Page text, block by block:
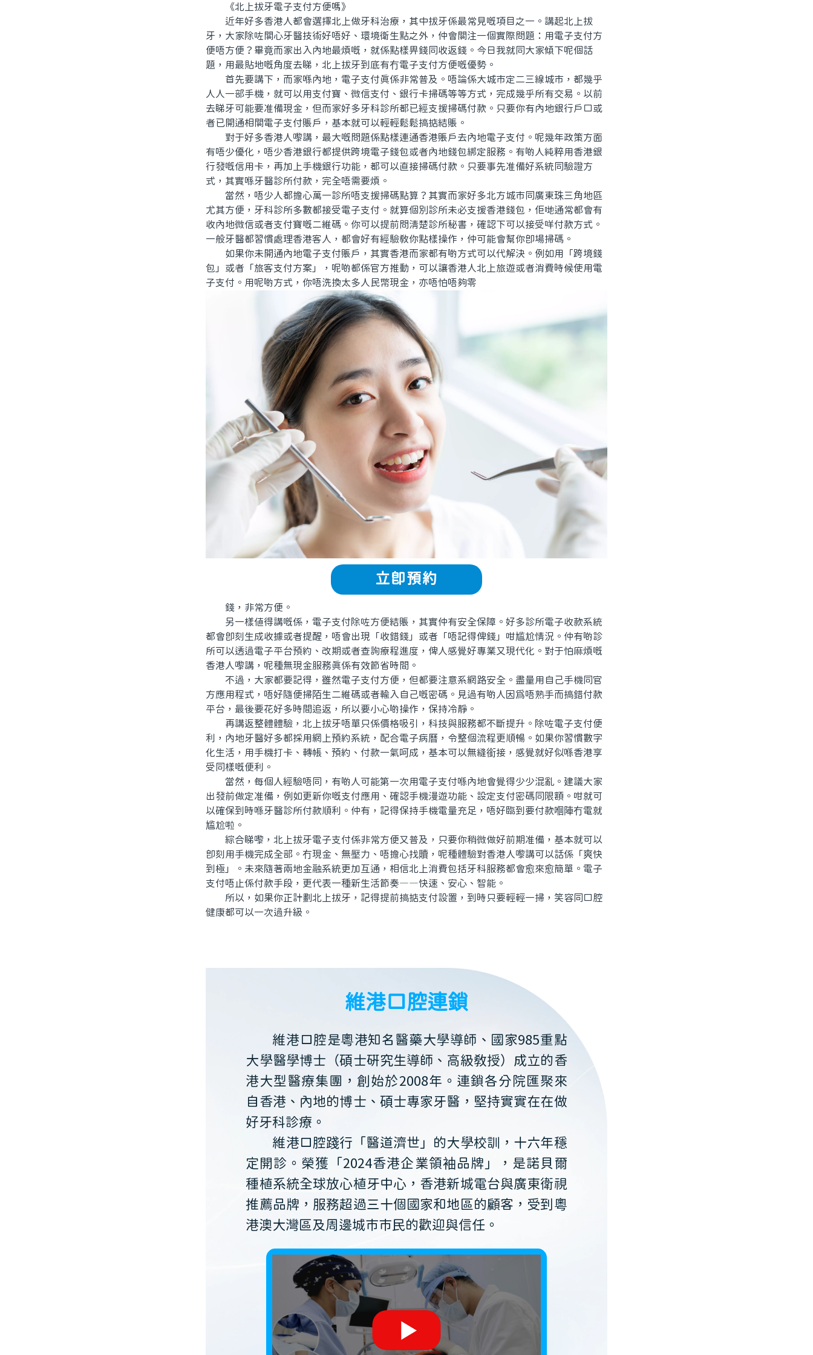
《北上拔牙電子支付方便嗎》
近年好多香港人都會選擇北上做牙科治療，其中拔牙係最常見嘅項目之一。講起北上拔
牙，大家除咗關心牙醫技術好唔好、環境衛生點之外，仲會關注一個實際問題：用電子支付方
便唔方便？畢竟而家出入內地最煩嘅，就係點樣畀錢同收返錢。今日我就同大家傾下呢個話
題，用最貼地嘅角度去睇，北上拔牙到底有冇電子支付方便嘅優勢。
首先要講下，而家喺內地，電子支付真係非常普及。唔論係大城市定二三線城市，都幾乎
人人一部手機，就可以用支付寶、微信支付、銀行卡掃碼等等方式，完成幾乎所有交易。以前
去睇牙可能要准備現金，但而家好多牙科診所都已經支援掃碼付款。只要你有內地銀行戶口或
者已開通相關電子支付賬戶，基本就可以輕輕鬆鬆搞掂結賬。
對于好多香港人嚟講，最大嘅問題係點樣連通香港賬戶去內地電子支付。呢幾年政策方面
有唔少優化，唔少香港銀行都提供跨境電子錢包或者內地錢包綁定服務。有啲人純粹用香港銀
行發嘅信用卡，再加上手機銀行功能，都可以直接掃碼付款。只要事先准備好系統同驗證方
式，其實喺牙醫診所付款，完全唔需要煩。
當然，唔少人都擔心萬一診所唔支援掃碼點算？其實而家好多北方城市同廣東珠三角地區
尤其方便，牙科診所多數都接受電子支付。就算個別診所未必支援香港錢包，佢哋通常都會有
收內地微信或者支付寶嘅二維碼。你可以提前問清楚診所秘書，確認下可以接受咩付款方式。
一般牙醫都習慣處理香港客人，都會好有經驗教你點樣操作，仲可能會幫你即場掃碼。
如果你未開通內地電子支付賬戶，其實香港而家都有啲方式可以代解決。例如用「跨境錢
包」或者「旅客支付方案」，呢啲都係官方推動，可以讓香港人北上旅遊或者消費時候使用電
子支付。用呢啲方式，你唔洗換太多人民幣現金，亦唔怕唔夠零
立即預約
錢，非常方便。
另一樣值得講嘅係，電子支付除咗方便結賬，其實仲有安全保障。好多診所電子收款系統
都會即刻生成收據或者提醒，唔會出現「收錯錢」或者「唔記得俾錢」咁尴尬情況。仲有啲診
所可以透過電子平台預約、改期或者查詢療程進度，俾人感覺好專業又現代化。對于怕麻煩嘅
香港人嚟講，呢種無現金服務真係有效節省時間。
不過，大家都要記得，雖然電子支付方便，但都要注意系網路安全。盡量用自己手機同官
方應用程式，唔好隨便掃陌生二維碼或者輸入自己嘅密碼。見過有啲人因爲唔熟手而搞錯付款
平台，最後要花好多時間追返，所以要小心啲操作，保持冷靜。
再講返整體體驗，北上拔牙唔單只係價格吸引，科技與服務都不斷提升。除咗電子支付便
利，內地牙醫好多都採用網上預約系統，配合電子病曆，令整個流程更順暢。如果你習慣數字
化生活，用手機打卡、轉帳、預約、付款一氣呵成，基本可以無縫銜接，感覺就好似喺香港享
受同樣嘅便利。
當然，每個人經驗唔同，有啲人可能第一次用電子支付喺內地會覺得少少混亂。建議大家
出發前做定准備，例如更新你嘅支付應用、確認手機漫遊功能、設定支付密碼同限額。咁就可
以確保到時喺牙醫診所付款順利。仲有，記得保持手機電量充足，唔好臨到要付款嗰陣冇電就
尴尬啦。
綜合睇嚟，北上拔牙電子支付係非常方便又普及，只要你稍微做好前期准備，基本就可以
即刻用手機完成全部。冇現金、無壓力、唔擔心找贖，呢種體驗對香港人嚟講可以話係「爽快
到極」。未來隨著兩地金融系統更加互通，相信北上消費包括牙科服務都會愈來愈簡單。電子
支付唔止係付款手段，更代表一種新生活節奏——快速、安心、智能。
所以，如果你正計劃北上拔牙，記得提前搞掂支付設置，到時只要輕輕一掃，笑容同口腔
健康都可以一次過升級。
維港口腔連鎖
維港口腔是粵港知名醫藥大學導師、國家985重點
大學醫學博士（碩士研究生導師、高級教授）成立的香
港大型醫療集團，創始於2008年。連鎖各分院匯聚來
自香港、內地的博士、碩士專家牙醫，堅持實實在在做
好牙科診療。
維港口腔踐行「醫道濟世」的大學校訓，十六年穩
定開診。榮獲「2024香港企業領袖品牌」，是諾貝爾
種植系統全球放心植牙中心，香港新城電台與廣東衛視
推薦品牌，服務超過三十個國家和地區的顧客，受到粵
港澳大灣區及周邊城市市民的歡迎與信任。